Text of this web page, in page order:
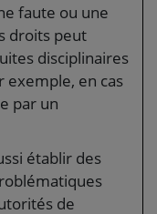
faute ou une
droits peut
disciplinaires
exemple, en cas
par un
établir des
de